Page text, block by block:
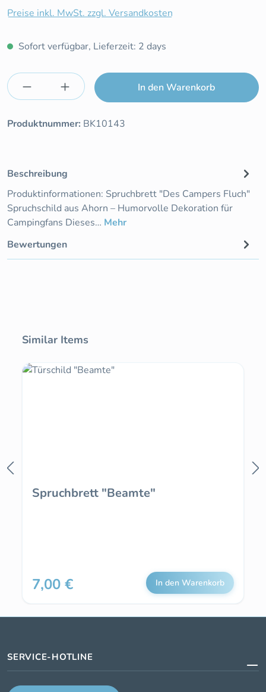
Preise inkl. MwSt. zzgl. Versandkosten
Sofort verfügbar, Lieferzeit: 2 days
Produkt Anzahl: Gib den gewünschten
In den Warenkorb
Produktnummer: BK10143
Beschreibung
Produktinformationen: Spruchbrett "Des Campers Fluch"
Spruchschild aus Ahorn – Humorvolle Dekoration für
Campingfans Dieses… Mehr
Bewertungen
Produktgalerie überspringen
Similar Items
Spruchbrett "Beamte"
Regulärer Preis:
7,00 € In den Warenkorb
SERVICE-HOTLINE